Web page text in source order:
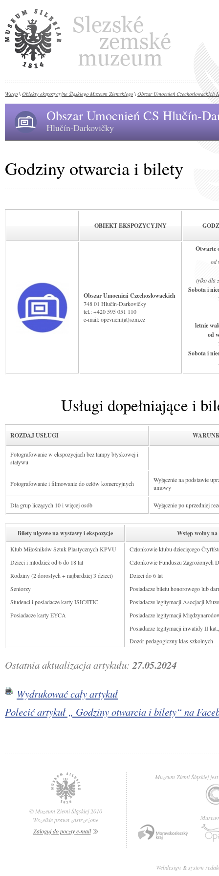
Wstęp \ Obiekty ekspozycyjne Śląskiego Muzeum Ziemskiego \ Obszar Umocnień
Obszar Umocnień CS Hlučín-
Hlučín-Darkovičky
Godziny otwarcia i bilety
OBIEKT EKSPOZYCYJNY
Obszar Umocnień Czechosłowackich
748 01 Hlučín-Darkovičky
tel.: +420 595 051 110
e-mail: opevneni(at)szm.cz
Otwarte
od
tylko dla
Sobota i
letnie
od
Sobota i
Usługi dopełniające i
ROZDAJ USŁUGI
Fotografowanie w ekspozycjach bez lampy błyskowej i
statywu
Fotografowanie i filmowanie do celów komercyjnych
Wyłącznie na podstawie
umowy
Dla grup liczących 10 i więcej osób Wyłącznie po uprzedniej
Bilety ulgowe na wystawy i ekspozycje Wstęp wolny na
Klub Miłośników Sztuk Plastycznych KPVU
Dzieci i młodzież od 6 do 18 lat
Rodziny (2 dorosłych + najbardziej 3 dzieci)
Seniorzy
Studenci i posiadacze karty ISIC/ITIC
Posiadacze karty EYCA
Członkowie klubu dziecięcego
Członkowie Funduszu Zagrożonych
Dzieci do 6 lat
Posiadacze biletu honorowego lub
Posiadacze legitymacji Asocjacji
Posiadacze legitymacji
Posiadacze legitymacji inwalidy II
Dozór pedagogiczny klas szkolnych
Ostatnia aktualizacja artykułu:27.05.2024
Wydrukować cały artykuł
Polecić artykuł „ Godziny otwarcia i bilety“ na
Muzeum Ziemi Śląskiej
© Muzeum Ziemi Śląskiej 2010
Wszelkie prawa zastrzeżone
Zaloguj do poczty e-mail
Webdesign & system